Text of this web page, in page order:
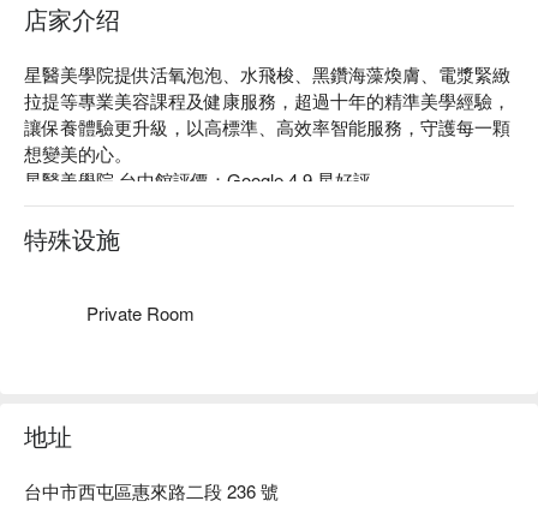
店家介绍
星醫美學院提供活氧泡泡、水飛梭、黑鑽海藻煥膚、電漿緊緻
拉提等專業美容課程及健康服務，超過十年的精準美學經驗，
讓保養體驗更升級，以高標準、高效率智能服務，守護每一顆
想變美的心。
星醫美學院 台中館評價：Google 4.9 星好評
星醫美學院 台中館服務 : 健康、保養、保健
星醫美學院 台中館預約、星醫美學院 台中館價格、星醫美學
院 台中館優惠立刻查看⬇︎
特殊设施
Private Room
地址
台中市西屯區惠來路二段 236 號